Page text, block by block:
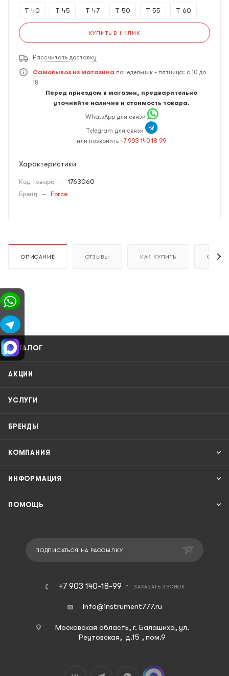
T-40 T-45 T-47 T-50 T-55 T-60
КУПИТЬ В 1 КЛИК
Рассчитать доставку
Самовывоз из магазина понедельник - пятница: с 10 до
18
Перед приездом в магазин, предварительно
уточняйте наличие и стоимость товара.
WhatsApp для связи
Telegram для связи
или позвонить +7 903 140 18 99
Характеристики
Код товара — 1763060
Бренд — Force
ОПИСАНИЕ ОТЗЫВЫ КАК КУПИТЬ ОПЛАТА
КАТАЛОГ
АКЦИИ
УСЛУГИ
БРЕНДЫ
КОМПАНИЯ
ИНФОРМАЦИЯ
ПОМОЩЬ
ПОДПИСАТЬСЯ НА РАССЫЛКУ
+7 903 140-18-99 ЗАКАЗАТЬ ЗВОНОК
info@instrument777.ru
Московская область, г. Балашиха, ул.
Реутовская, д.15 , пом.9